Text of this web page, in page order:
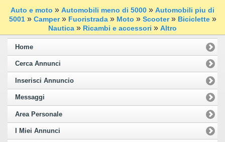
Auto e moto » Automobili meno di 5000 » Automobili piu di
5001» Camper» Fuoristrada» Moto » Scooter» Biciclette»
Nautica » Ricambi e accessori » Altro
Home
Cerca Annunci
Inserisci Annuncio
Messaggi
Area Personale
I Miei Annunci